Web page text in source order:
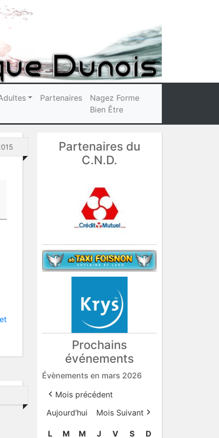
Partenaires
Nagez Forme
Bien Être
Partenaires du
C.N.D.
Prochains
événements
Évènements en mars 2026
Mois précédent
Aujourd’hui
Mois Suivant
L lundi
M mardi
M mercredi
J jeudi
V vendredi
S samedi
D